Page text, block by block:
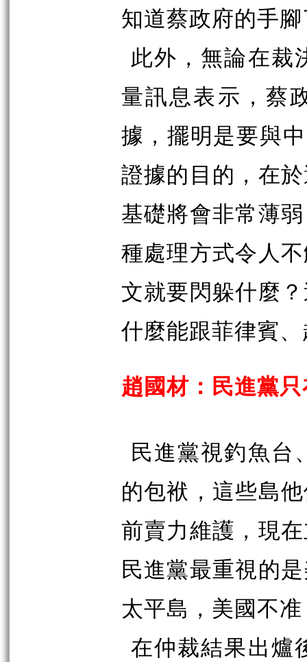
知道蔡政府的手
此外，無論在裁
量訊息表示，蔡
據，擺明是要與
證據的目的，在
基礎將會非常薄
種處理方式令人
文就要閃躲什麼
什麼能跟菲律賓
趙國材：民進黨
民進黨視釣魚台
的包袱，這些島
前賣力維護，現
民進黨最重視的
太平島，美國不
在仲裁結果出爐